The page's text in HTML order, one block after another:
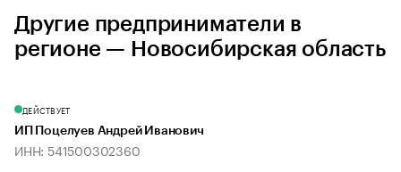
Другие предприниматели в
регионе — Новосибирская область
ДЕЙСТВУЕТ
ИП Поцелуев Андрей Иванович
ИНН: 541500302360